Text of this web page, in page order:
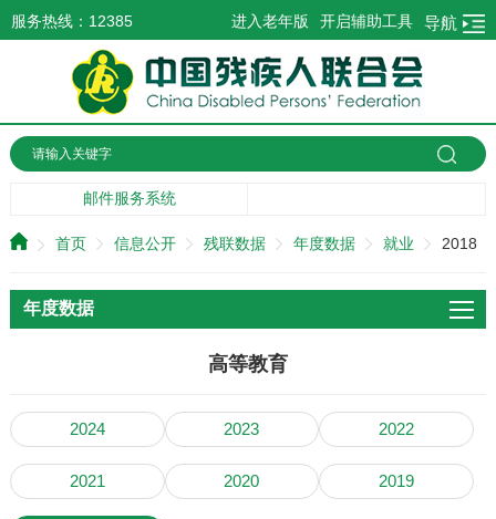
服务热线：12385 导航
开启辅助工具
进入老年版
邮件服务系统
首页 信息公开 残联数据 年度数据 就业 2018
年度数据
高等教育
2024 2023 2022
2021 2020 2019